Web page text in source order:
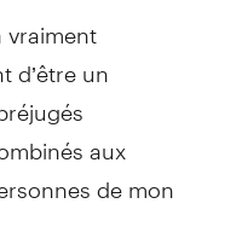
d’être un
aux
de mon